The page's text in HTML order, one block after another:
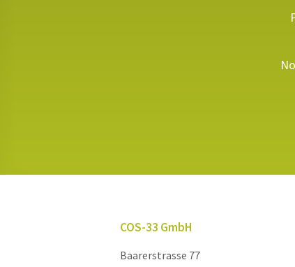
COS-33 GmbH
Baarerstrasse 77